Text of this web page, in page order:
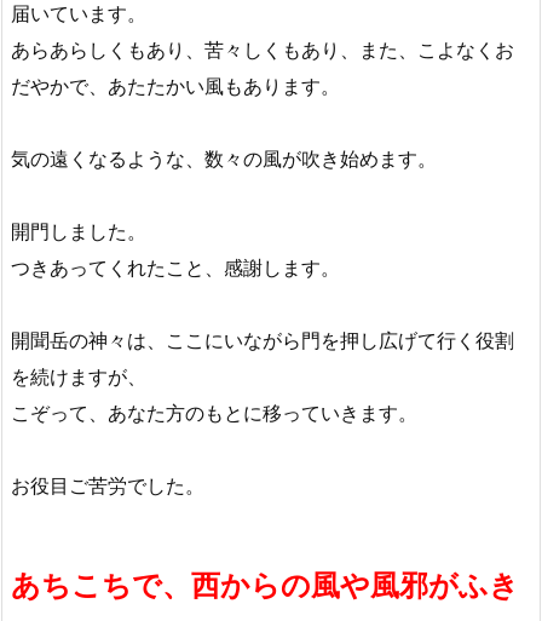
届いています。
あらあらしくもあり、苦々しくもあり、また、こよなくお
だやかで、あたたかい風もあります。
気の遠くなるような、数々の風が吹き始めます。
開門しました。
つきあってくれたこと、感謝します。
開聞岳の神々は、ここにいながら門を押し広げて行く役割
を続けますが、
こぞって、あなた方のもとに移っていきます。
お役目ご苦労でした。
あちこちで、西からの風や風邪がふき